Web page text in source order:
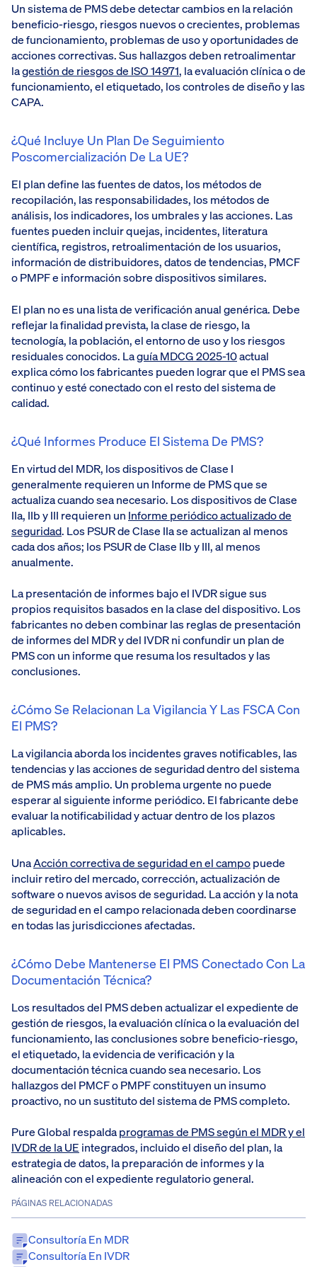
Un sistema de PMS debe detectar cambios en la relación
beneficio-riesgo, riesgos nuevos o crecientes, problemas
de funcionamiento, problemas de uso y oportunidades de
acciones correctivas. Sus hallazgos deben retroalimentar
lagestión de riesgos de ISO 14971, la evaluación clínica o de
funcionamiento, el etiquetado, los controles de diseño y las
CAPA.
¿Qué Incluye Un Plan De Seguimiento
Poscomercialización De La UE?
El plan define las fuentes de datos, los métodos de
recopilación, las responsabilidades, los métodos de
análisis, los indicadores, los umbrales y las acciones. Las
fuentes pueden incluir quejas, incidentes, literatura
científica, registros, retroalimentación de los usuarios,
información de distribuidores, datos de tendencias, PMCF
o PMPF e información sobre dispositivos similares.
El plan no es una lista de verificación anual genérica. Debe
reflejar la finalidad prevista, la clase de riesgo, la
tecnología, la población, el entorno de uso y los riesgos
residuales conocidos. Laguía MDCG 2025-10actual
explica cómo los fabricantes pueden lograr que el PMS sea
continuo y esté conectado con el resto del sistema de
calidad.
¿Qué Informes Produce El Sistema De PMS?
En virtud del MDR, los dispositivos de Clase I
generalmente requieren un Informe de PMS que se
actualiza cuando sea necesario. Los dispositivos de Clase
IIa, IIb y III requieren un Informe periódico actualizado de
seguridad. Los PSUR de Clase IIa se actualizan al menos
cada dos años; los PSUR de Clase IIb y III, al menos
anualmente.
La presentación de informes bajo el IVDR sigue sus
propios requisitos basados en la clase del dispositivo. Los
fabricantes no deben combinar las reglas de presentación
de informes del MDR y del IVDR ni confundir un plan de
PMS con un informe que resuma los resultados y las
conclusiones.
¿Cómo Se Relacionan La Vigilancia Y Las FSCA Con
El PMS?
La vigilancia aborda los incidentes graves notificables, las
tendencias y las acciones de seguridad dentro del sistema
de PMS más amplio. Un problema urgente no puede
esperar al siguiente informe periódico. El fabricante debe
evaluar la notificabilidad y actuar dentro de los plazos
aplicables.
UnaAcción correctiva de seguridad en el campopuede
incluir retiro del mercado, corrección, actualización de
software o nuevos avisos de seguridad. La acción y la nota
de seguridad en el campo relacionada deben coordinarse
en todas las jurisdicciones afectadas.
¿Cómo Debe Mantenerse El PMS Conectado Con La
Documentación Técnica?
Los resultados del PMS deben actualizar el expediente de
gestión de riesgos, la evaluación clínica o la evaluación del
funcionamiento, las conclusiones sobre beneficio-riesgo,
el etiquetado, la evidencia de verificación y la
documentación técnica cuando sea necesario. Los
hallazgos del PMCF o PMPF constituyen un insumo
proactivo, no un sustituto del sistema de PMS completo.
Pure Global respaldaprogramas de PMS según el MDR y el
IVDR de la UE integrados, incluido el diseño del plan, la
estrategia de datos, la preparación de informes y la
alineación con el expediente regulatorio general.
PÁGINAS RELACIONADAS
Consultoría En MDR
Consultoría En IVDR